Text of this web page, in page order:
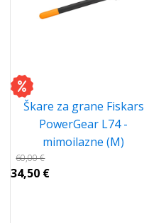
Škare za grane Fiskars
PowerGear L74 -
mimoilazne (M)
60,00€
34,50 €